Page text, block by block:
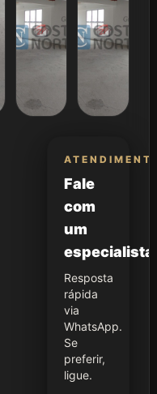
ATENDIMENTO
Fale
com
um
especialista
Resposta
rápida
via
WhatsApp.
Se
preferir,
ligue.